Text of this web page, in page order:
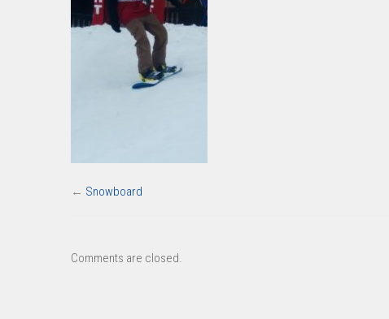
← Snowboard
Comments are closed.